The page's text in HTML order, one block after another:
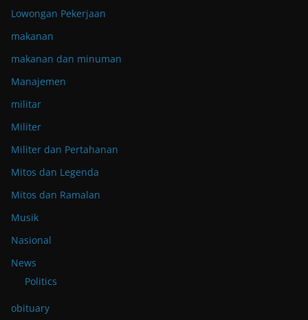
Lowongan Pekerjaan
makanan
makanan dan minuman
Manajemen
militar
Militer
Militer dan Pertahanan
Mitos dan Legenda
Mitos dan Ramalan
Musik
Nasional
News
Politics
obituary